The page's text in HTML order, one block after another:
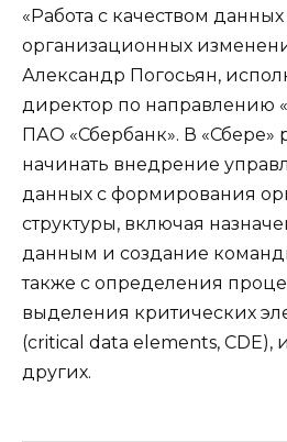
«Работа с качеством данных
организационных
Александр Погосьян,
директор по направлению
ПАО «Сбербанк». В «Сбере»
начинать внедрение
данных с формирования
структуры, включая
данным и создание
также с определения
выделения критических
(critical data elements,
других.